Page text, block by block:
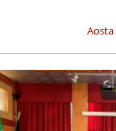
Aosta